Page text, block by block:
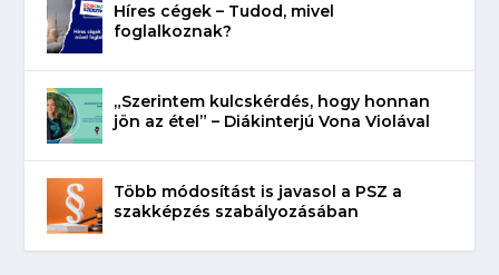
Híres cégek – Tudod, mivel
foglalkoznak?
„Szerintem kulcskérdés, hogy honnan
jön az étel” – Diákinterjú Vona Violával
Több módosítást is javasol a PSZ a
szakképzés szabályozásában